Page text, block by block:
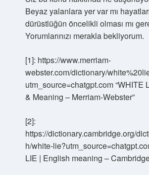
Beyaz yalanlara yer var mı
dürüstlüğün öncelikli olması mı
Yorumlarınızı merakla bekliyorum.
[1]: https://www.merriam-
webster.com/dictionary/
utm_source=chatgpt.com “WHITE
& Meaning – Merriam-Webster”
[2]:
https://dictionary.cambridge.org/
h/white-
LIE | English meaning –